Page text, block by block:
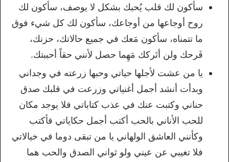
سأكون لك قلب يُحبك بشكل لا يوصف، سأكون لك
روح أوجاعها من أوجاعك، سأكون لك كل شيء فوق
ما تتمناه، سأكون مَعك في جميع حالاتك، حزنك،
فَرحك ولن أتَركك مَهِما حصل لأنني حقاً أحببتك.
يا من عشت لأجلها حياتي وحبها زرعته في وجداني
وبدأت أنشد أجمل أغنياتي وزرعت في قلبك صدق
حناني وكتبت عنك في عذب كتاباتي فلا يوجد مكان
للحب الأناني بالحب أكتب أجمل حكاياتي فأكتب
وكأنني العاشق الولهاني يا من تبقى دوما في خيالاتي
فلا تغيبي عن عيني ولو ثواني الصدق والحب هما